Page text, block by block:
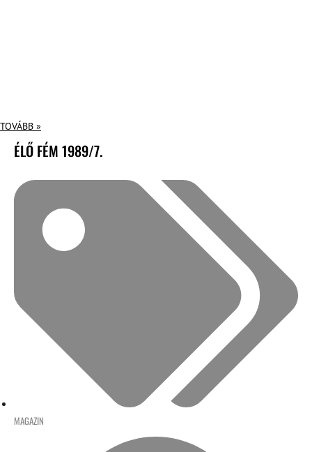
TOVÁBB »
ÉLŐ FÉM 1989/7.
MAGAZIN